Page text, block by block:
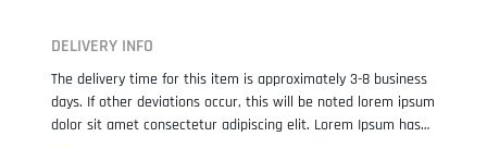
DELIVERY INFO
The delivery time for this item is approximately 3-8 business
days. If other deviations occur, this will be noted lorem ipsum
dolor sit amet consectetur adipiscing elit. Lorem Ipsum has